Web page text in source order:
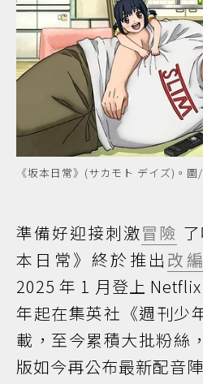
《坂本日常》(サカモト デイズ)。
準備好迎接刺激冒險
本日常》終於推出 改編
2025 年 1 月登上
年起在集英社《週刊少
載，至今累積大批粉絲
版如今再公布最新配音